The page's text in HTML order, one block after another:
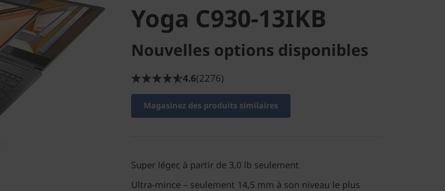
Yoga C930-13IKB
Nouvelles options disponibles
4.6(2276)
Magasinez des produits similaires
Super léger, à partir de 3,0 lb seulement
Ultra-mince – seulement 14,5 mm à son niveau le plus